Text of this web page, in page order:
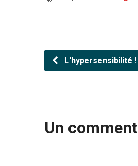
L'hypersensibilité !
Un